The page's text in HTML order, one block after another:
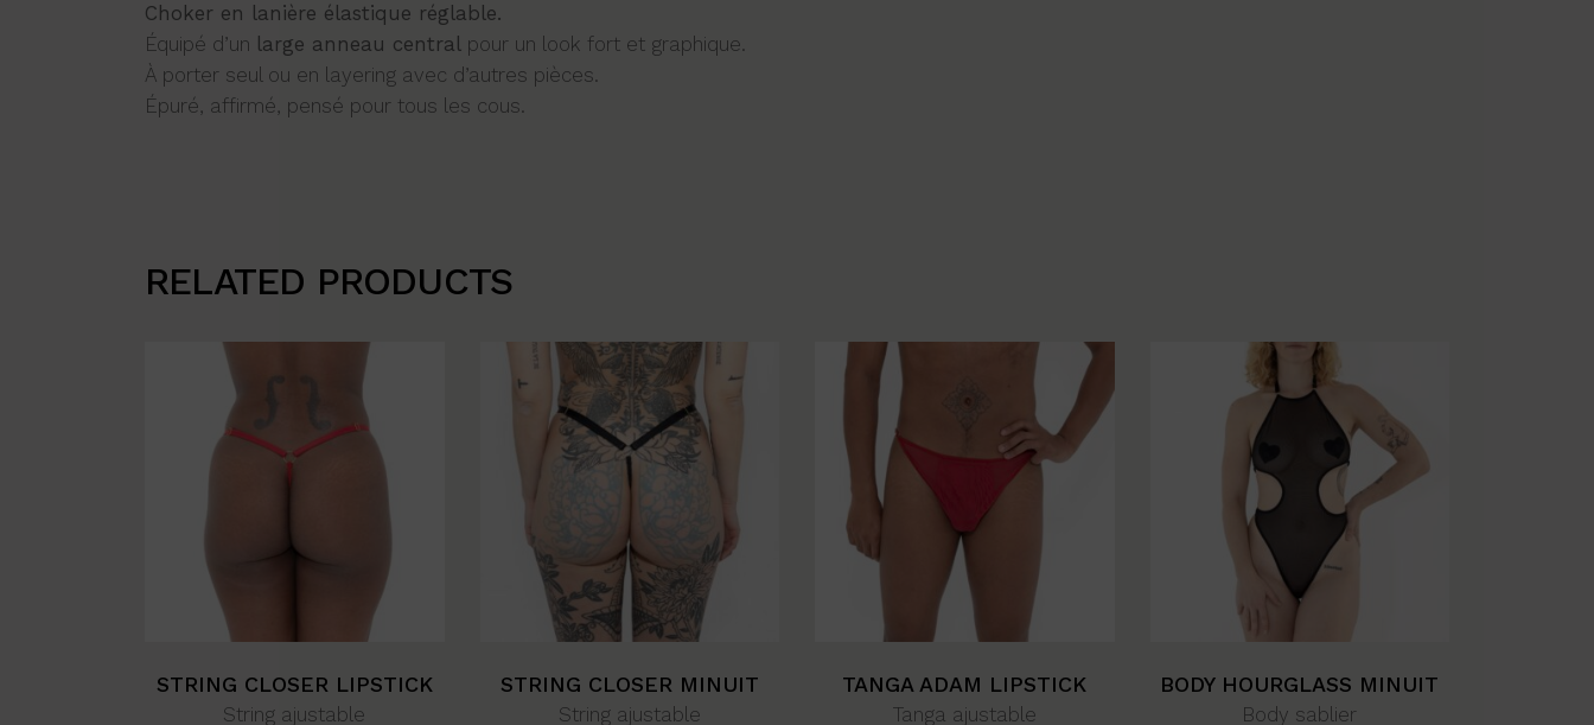
Choker en lanière élastique réglable.
Équipé d’un large anneau central pour un look fort et graphique.
À porter seul ou en layering avec d’autres pièces.
Épuré, affirmé, pensé pour tous les cous.
RELATED PRODUCTS
STRING CLOSER LIPSTICK
String ajustable
STRING CLOSER MINUIT
String ajustable
TANGA ADAM LIPSTICK
Tanga ajustable
BODY HOURGLASS MINUIT
Body sablier